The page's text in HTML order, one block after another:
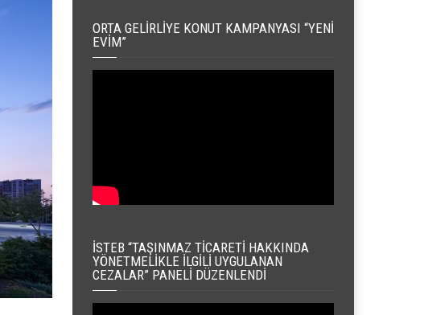
ORTA GELIRLIYE KONUT KAMPANYASI “YENI
EVIM”
İSTEB “TAŞINMAZ TICARETI HAKKINDA
YÖNETMELIKLE İLGILI UYGULANAN
CEZALAR” PANELI DÜZENLENDI